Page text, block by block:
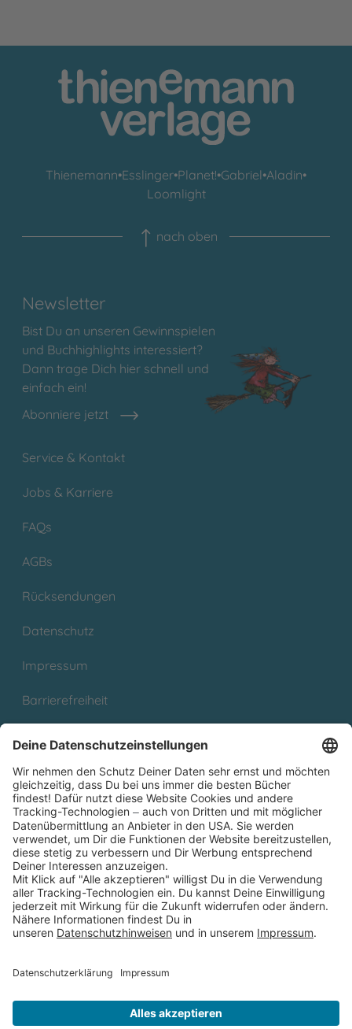
Thienemann•Esslinger•Planet!•Gabriel•Aladin•
Loomlight
nach oben
Newsletter
Bist Du an unseren Gewinnspielen
und Buchhighlights interessiert?
Dann trage Dich hier schnell und
einfach ein!
Abonniere jetzt
Service & Kontakt
Jobs & Karriere
FAQs
AGBs
Rücksendungen
Datenschutz
Impressum
Barrierefreiheit
Partnerprogramm (Affiliate)
Folge uns auf
* Versandkostenfrei ab 9,00 € Bestellwert innerhalb
Deutschlands
** Lieferzeit 1-3 Werktage innerhalb Deutschlands
Thienemann-Esslinger Verlag GmbH, Blumenstraße 36, D-70182